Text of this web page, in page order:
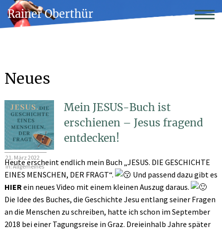
Rainer Oberthür
Neues
21. März 2022
in:Allgemeines
Mein JESUS-Buch ist
erschienen – Jesus fragend
entdecken!
Heute erscheint endlich mein Buch „JESUS. DIE GESCHICHTE
EINES MENSCHEN, DER FRAGT“.
Und passend dazu gibt es
HIERein neues Video mit einem kleinen Auszug daraus.
Die Idee des Buches, die Geschichte Jesu entlang seiner Fragen
an die Menschen zu schreiben, hatte ich schon im September
2018 bei einer Tagungsreise in Graz. Dreieinhalb Jahre später